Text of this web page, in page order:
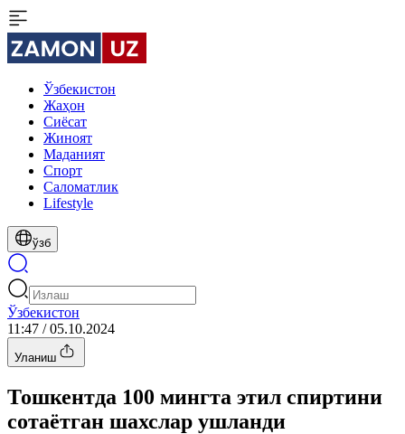
Ўзбекистон
Жаҳон
Сиёсат
Жиноят
Маданият
Спорт
Cаломатлик
Lifestyle
ўзб
Ўзбекистон
11:47 / 05.10.2024
Уланиш
Тошкентда 100 мингта этил спиртини
сотаётган шахслар ушланди